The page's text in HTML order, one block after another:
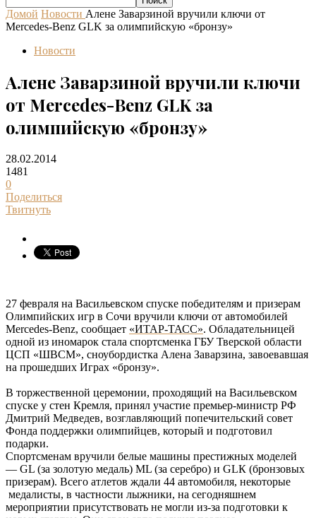
Домой Новости Алене Заварзиной вручили ключи от
Mercedes-Benz GLK за олимпийскую «бронзу»
Новости
Алене Заварзиной вручили ключи
от Mercedes-Benz GLK за
олимпийскую «бронзу»
28.02.2014
1481
0
Поделиться
Твитнуть
27 февраля на Васильевском спуске победителям и призерам
Олимпийских игр в Сочи вручили ключи от автомобилей
Mercedes-Benz, сообщает «ИТАР-ТАСС». Обладательницей
одной из иномарок стала спортсменка ГБУ Тверской области
ЦСП «ШВСМ», сноубордистка Алена Заварзина, завоевавшая
на прошедших Играх «бронзу».
В торжественной церемонии, проходящий на Васильевском
спуске у стен Кремля, принял участие премьер-министр РФ
Дмитрий Медведев, возглавляющий попечительский совет
Фонда поддержки олимпийцев, который и подготовил
подарки.
Спортсменам вручили белые машины престижных моделей
— GL (за золотую медаль) ML (за серебро) и GLК (бронзовых
призерам). Всего атлетов ждали 44 автомобиля, некоторые
медалисты, в частности лыжники, на сегодняшнем
мероприятии присутствовать не могли из-за подготовки к